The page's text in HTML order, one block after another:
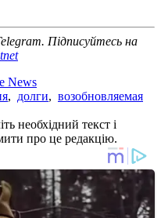
Підписуйтесь на
News
, долги, возобновляемая
необхідний текст і
про це редакцію.